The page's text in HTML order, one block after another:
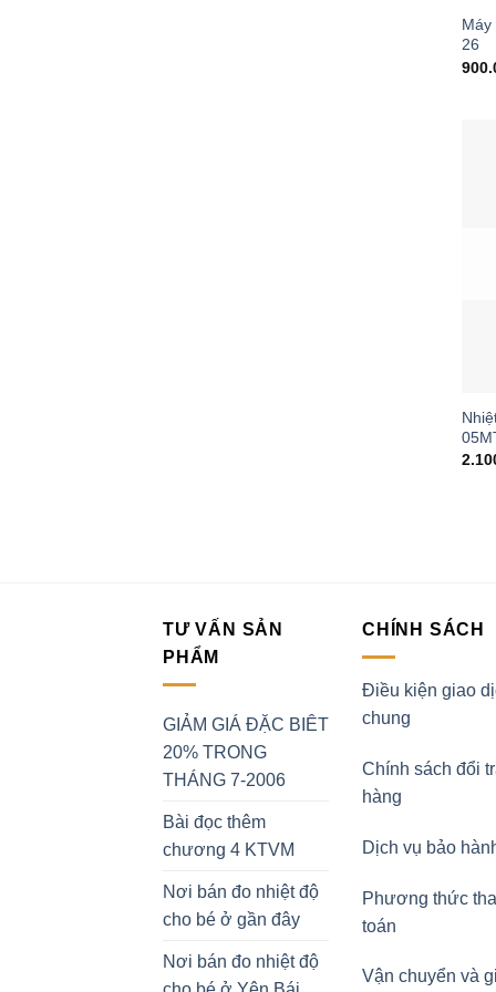
Máy
26
TƯ VẤN SẢN
PHẨM
GIẢM GIÁ ĐẶC BIÊT
20% TRONG
THÁNG 7-2006
Bài đọc thêm
chương 4 KTVM
Nơi bán đo nhiệt độ
cho bé ở gần đây
Nơi bán đo nhiệt độ
CHÍNH SÁCH
Điều kiện giao
chung
Chính sách đổi
hàng
Dịch vụ bảo
Phương thức
toán
Vận chuyển và